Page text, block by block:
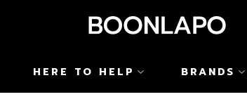
HERE TO HELP BRANDS